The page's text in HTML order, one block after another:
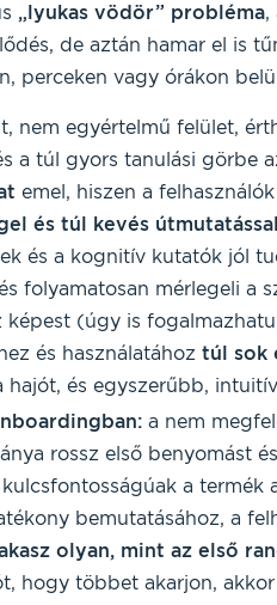
„lyukas vödör” probléma,
de aztán hamar el is
perceken vagy órákon
nem egyértelmű felület,
a túl gyors tanulási görbe
emel, hiszen a
és túl kevés útmutatással
és a kognitív kutatók jól
folyamatosan mérlegeli a
képest (úgy is
és használatához túl sok
hajót, és egyszerűbb,
a nem
rossz első benyomást
a termék
bemutatásához, a
olyan, mint az első
hogy többet akarjon,